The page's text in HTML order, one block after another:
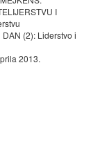
I
DAN (2): Liderstvo i
2013.